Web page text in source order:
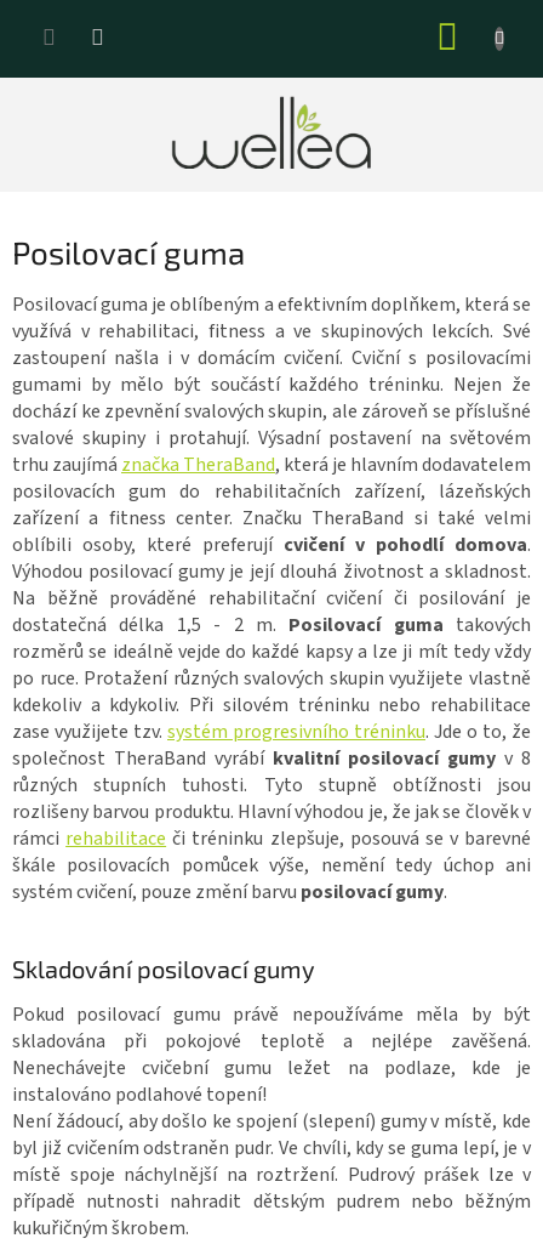
Posilovací guma
Posilovací guma je oblíbeným a efektivním doplňkem, která se
využívá v rehabilitaci, fitness a ve skupinových lekcích. Své
zastoupení našla i v domácím cvičení. Cviční s posilovacími
gumami by mělo být součástí každého tréninku. Nejen že
dochází ke zpevnění svalových skupin, ale zároveň se příslušné
svalové skupiny i protahují. Výsadní postavení na světovém
trhu zaujímá značka Thera­Band, která je hlavním dodavatelem
posilovacích gum do rehabilitačních zařízení, lázeňských
zařízení a fitness center. Značku Thera­Band si také velmi
oblíbili osoby, které preferují cvičení v pohodlí domova.
Výhodou posilovací gumy je její dlouhá životnost a skladnost.
Na běžně prováděné rehabilitační cvičení či posilování je
dostatečná délka 1,5 - 2 m. Posilovací guma takových
rozměrů se ideálně vejde do každé kapsy a lze ji mít tedy vždy
po ruce. Protažení různých svalových skupin využijete vlastně
kdekoliv a kdykoliv. Při silovém tréninku nebo rehabilitace
zase využijete tzv. systém progresivního tréninku. Jde o to, že
společnost TheraBand vyrábí kvalitní posilovací gumy v 8
různých stupních tuhosti. Tyto stupně obtížnosti jsou
rozlišeny barvou produktu. Hlavní výhodou je, že jak se člověk v
rámci rehabilitace či tréninku zlepšuje, posouvá se v barevné
škále posilovacích pomůcek výše, nemění tedy úchop ani
systém cvičení, pouze změní barvu posilovací gumy.
Skladování posilovací gumy
Pokud posilovací gumu právě nepoužíváme měla by být
skladována při pokojové teplotě a nejlépe zavěšená.
Nenechávejte cvičební gumu ležet na podlaze, kde je
instalováno podlahové topení!
Není žádoucí, aby došlo ke spojení (slepení) gumy v místě, kde
byl již cvičením odstraněn pudr. Ve chvíli, kdy se guma lepí, je v
místě spoje náchylnější na roztržení. Pudrový prášek lze v
případě nutnosti nahradit dětským pudrem nebo běžným
kukuřičným škrobem.